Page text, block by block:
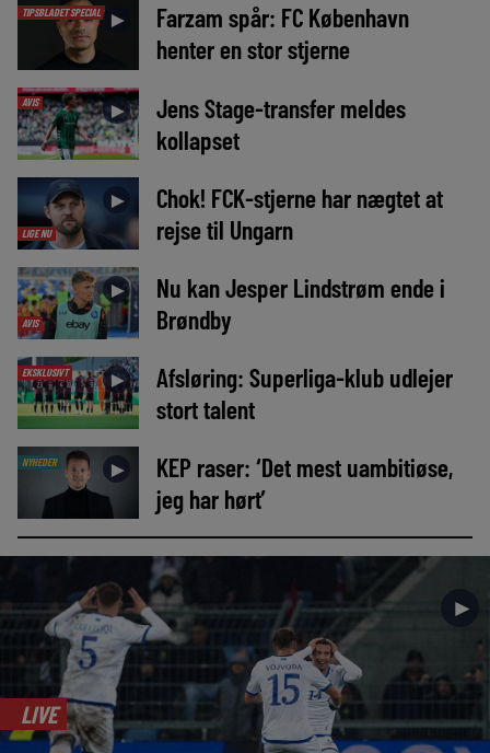
TIPSBLADET SPECIAL ►
Farzam spår: FC København
henter en stor stjerne
AVIS ►
Jens Stage-transfer meldes
kollapset
LIGE NU
►
Chok! FCK-stjerne har nægtet at
rejse til Ungarn
AVIS
►
Nu kan Jesper Lindstrøm ende i
Brøndby
EKSKLUSIVT ►
Afsløring: Superliga-klub udlejer
stort talent
NYHEDER ►
KEP raser: ‘Det mest uambitiøse,
jeg har hørt’
►
LIVE